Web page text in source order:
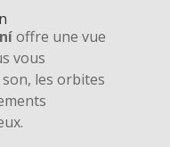
offre une vue
vous
les orbites